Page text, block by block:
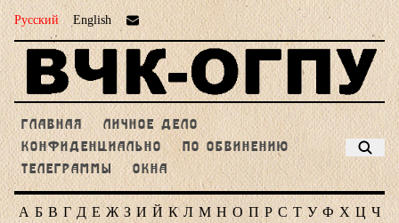
Русский English
ГЛАВНАЯ
ЛИЧНОЕ ДЕЛО
КОНФИДЕНЦИАЛЬНО
ПО ОБВИНЕНИЮ
ТЕЛЕГРАММЫ
ОКНА
А Б В Г Д Е Ж З И Й К Л М Н О П Р С Т У Ф Х Ц Ч